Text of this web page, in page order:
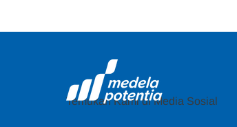
Temukan Kami di Media Sosial